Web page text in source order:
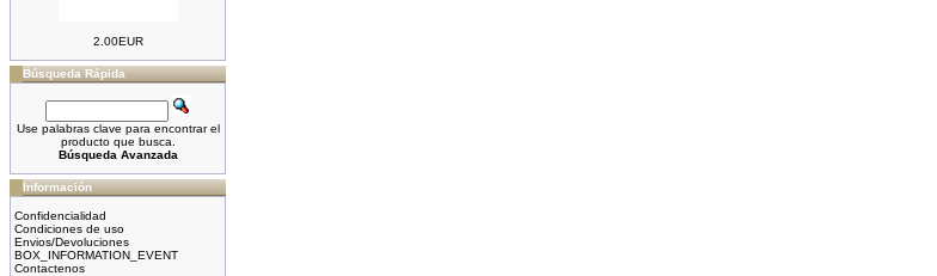
2.00EUR
Búsqueda Rápida
Use palabras clave para encontrar el
producto que busca.
Búsqueda Avanzada
Información
Confidencialidad
Condiciones de uso
Envios/Devoluciones
BOX_INFORMATION_EVENT
Contactenos